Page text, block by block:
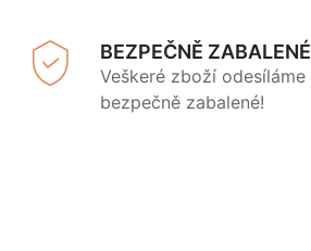
BEZPEČNĚ ZABALENÉ
Veškeré zboží
bezpečně zabalené!